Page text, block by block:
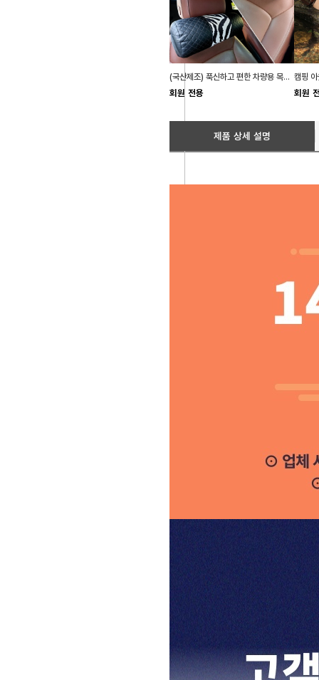
(국산제조) 푹신하고 편한 차량용 목쿠션 목베게 2종
회원 전용 회원
제품 상세 설명